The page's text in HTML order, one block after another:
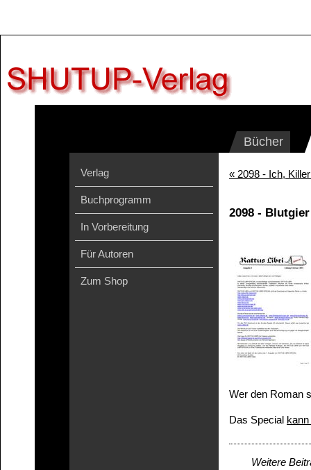
Bücher
Verlag
Buchprogramm
In Vorbereitung
Für Autoren
Zum Shop
« 2098 - Ich,
2098 - Blutgier
Wer den Roman
Das Special
Weitere